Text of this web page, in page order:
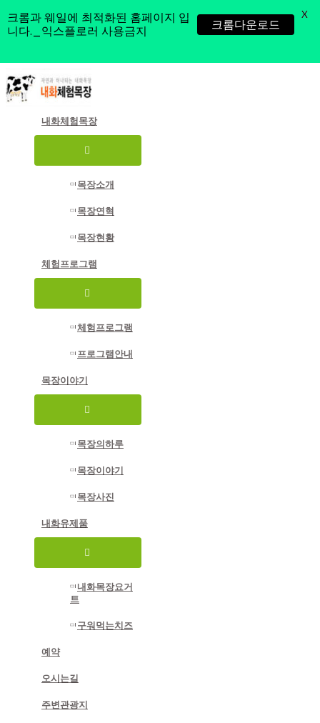
콘
텐
츠
내화체험목장
토
목장소개
목장연혁
목장현황
체험프로그램
토
체험프로그램
프로그램안내
목장이야기
토
목장의하루
목장이야기
목장사진
내화유제품
토
내화목장요거
트
구워먹는치즈
예약
오시는길
주변관광지
크롬과 웨일에 최적화된 홈페이지 입
니다._익스플로러 사용금지
크롬다운로드
X